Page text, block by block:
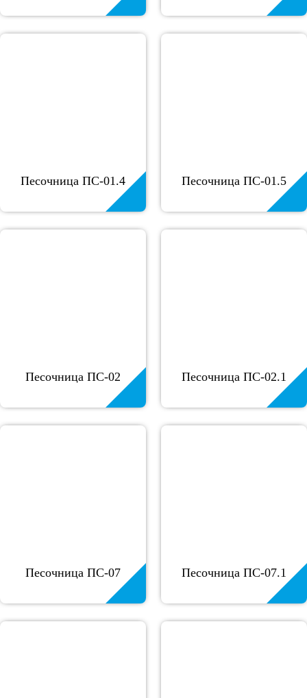
Песочница ПС-01.4 Песочница ПС-01.5
Песочница ПС-02 Песочница ПС-02.1
Песочница ПС-07 Песочница ПС-07.1